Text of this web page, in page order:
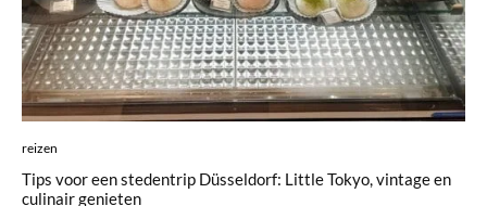
reizen
Tips voor een stedentrip Düsseldorf: Little Tokyo, vintage en
culinair genieten